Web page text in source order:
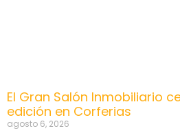
El Gran Salón Inmobiliario
edición en Corferias
agosto 6, 2026